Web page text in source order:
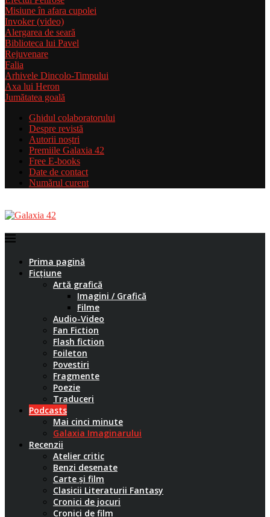
Misiune în afara cupolei
Invoker (video)
Alergarea de seară
Biblioteca lui Pavel
Rejuvenare
Falia
Arhivele Dincolo-Timpului
Axa lui Heron
Jumătatea goală
Ghidul colaboratorului
Despre revistă
Autorii noștri
Premiile Galaxia 42
Free E-books
Date de contact
Numărul curent
Prima pagină
Ficțiune
Artă grafică
Imagini / Grafică
Filme
Audio-Video
Fan Fiction
Flash fiction
Foileton
Povestiri
Fragmente
Poezie
Traduceri
Podcasts
Mai cinci minute
Galaxia Imaginarului
Recenzii
Atelier critic
Benzi desenate
Carte și film
Clasicii Literaturii Fantasy
Cronici de jocuri
Cronici de film